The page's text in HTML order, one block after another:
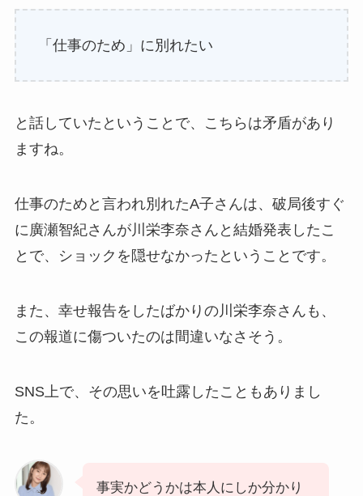
「仕事のため」に別れたい
と話していたということで、こちらは矛盾があり
ますね。
仕事のためと言われ別れたA子さんは、破局後すぐ
に廣瀬智紀さんが川栄李奈さんと結婚発表したこ
とで、ショックを隠せなかったということです。
また、幸せ報告をしたばかりの川栄李奈さんも、
この報道に傷ついたのは間違いなさそう。
SNS上で、その思いを吐露したこともありまし
た。
事実かどうかは本人にしか分かり